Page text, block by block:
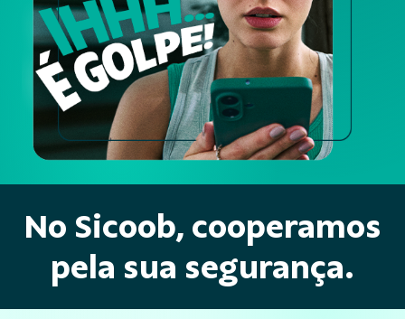
No Sicoob, cooperamos
pela sua segurança.